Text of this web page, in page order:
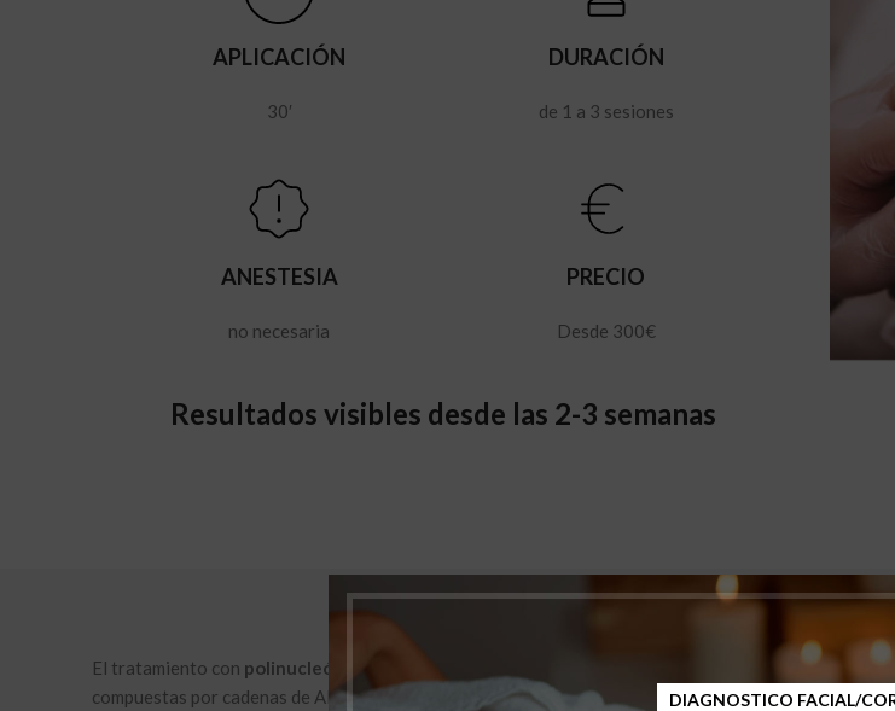
DIAGNOSTICO FACIAL/
APLICACIÓN
30′
ANESTESIA
no necesaria
DURACIÓN
de 1 a 3 sesiones
PRECIO
Desde 300€
Resultados visibles desde las 2-3 semanas
El tratamiento con polinucleótidos (PN)
consiste en la administración intradérmica de soluciones
compuestas por cadenas de ADN altamente purificadas. Estas sustancias tienen propiedades